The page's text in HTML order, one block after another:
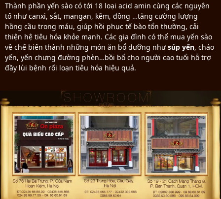
Thành phần yến sào có tới 18 loại acid amin cùng các nguyên
tố như canxi, sắt, mangan, kẽm, đồng …tăng cường lượng
hồng cầu trong máu, giúp hồi phục tế bào tổn thường, cải
thiện hệ tiêu hóa khỏe mạnh. Các gia đình có thể mua yến sào
về chế biến thành những món ăn bổ dưỡng nhưsúp yến, cháo
yến, yến chưng đường phèn…bồi bổ cho người cao tuổi hỗ trợ
đầy lùi bệnh rối loạn tiêu hóa hiệu quả.